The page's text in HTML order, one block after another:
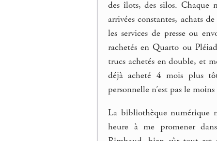
des îlots, des silos. Chaque
arrivées constantes, achats
les services de presse ou
rachetés en Quarto ou
trucs achetés en double, et
déjà acheté 4 mois plus
personnelle n’est pas le
La bibliothèque numérique
heure à me promener